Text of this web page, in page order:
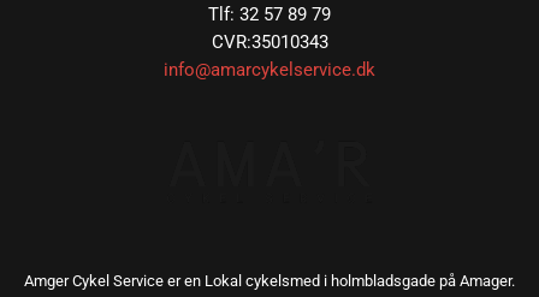
Tlf: 32 57 89 79
CVR:35010343
info@amarcykelservice.dk
Amger Cykel Service er en Lokal cykelsmed i holmbladsgade på Amager.